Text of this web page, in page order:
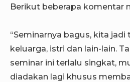
Berikut beberapa komentar
“Seminarnya bagus, kita jadi
keluarga, istri dan lain-lain.
seminar ini terlalu singkat,
diadakan lagi khusus